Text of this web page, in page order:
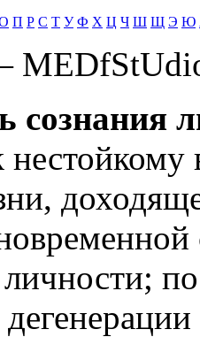
П Р С Т У Ф Х Ц Ч Ш Щ Э Ю
сознания
личности;